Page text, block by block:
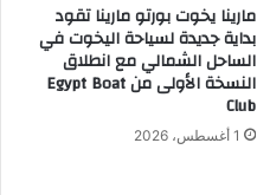
مارينا يخوت بورتو مارينا تقود
بداية جديدة لسياحة اليخوت في
الساحل الشمالي مع انطلاق
النسخة الأولى من Egypt Boat
Club
1 أغسطس، 2026